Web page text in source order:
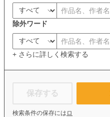
除外ワード
+ さらに詳しく検索する
保存する
検索条件の保存には ロ